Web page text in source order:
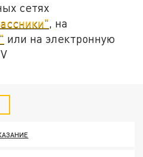
сетях
, на
или на электронную